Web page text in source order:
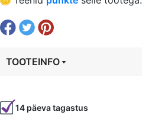
mm,
must,
1tk=10
kogus
TOOTEINFO
Värvus
Must
14 päeva tagastus